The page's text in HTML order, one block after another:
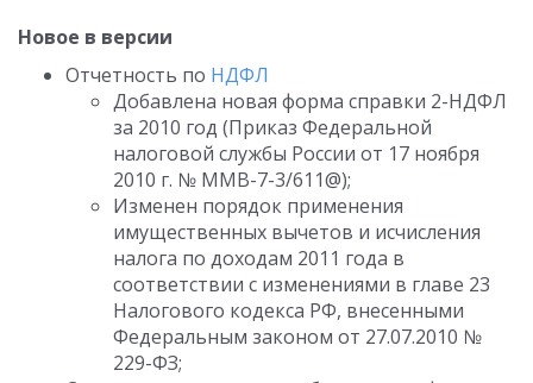
Новое в версии
Отчетность по НДФЛ
Добавлена новая форма справки 2-НДФЛ
за 2010 год (Приказ Федеральной
налоговой службы России от 17 ноября
2010 г. № ММВ-7-3/611@);
Изменен порядок применения
имущественных вычетов и исчисления
налога по доходам 2011 года в
соответствии с изменениями в главе 23
Налогового кодекса РФ, внесенными
Федеральным законом от 27.07.2010 №
229-ФЗ;